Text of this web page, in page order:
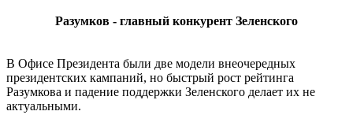
Разумков - главный конкурент Зеленского
В Офисе Президента были две модели внеочередных
президентских кампаний, но быстрый рост рейтинга
Разумкова и падение поддержки Зеленского делает их не
актуальными.